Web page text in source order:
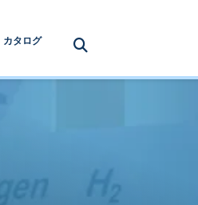
カタログ